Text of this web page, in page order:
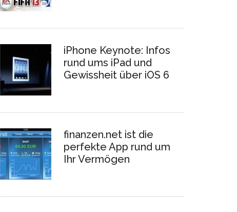
iPhone Keynote: Infos
rund ums iPad und
Gewissheit über iOS 6
finanzen.net ist die
perfekte App rund um
Ihr Vermögen